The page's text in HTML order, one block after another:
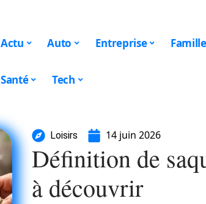
Actu Auto Entreprise Famille
Santé Tech
Loisirs 14 juin 2026
Définition de
à découvrir